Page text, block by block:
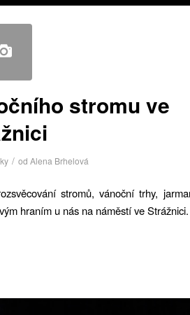
stromu ve
/ od Alena Brhelová
stromů, vánoční trhy,
hraním u nás na náměstí ve Strážnici.